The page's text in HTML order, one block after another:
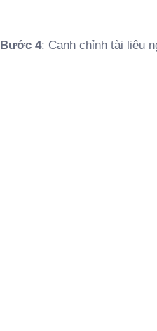
Bước 4: Canh chỉnh tài liệu